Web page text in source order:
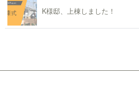
K様邸、上棟しました！